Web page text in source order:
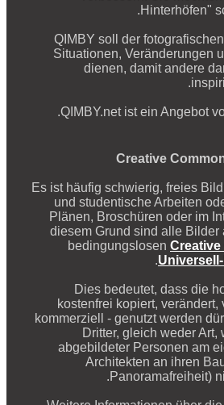
Hinterhöfen"
QIMBY soll der
Situationen, Veränderungen
dienen, damit andere
QIMBY.net ist ein Angebot
.
Creative
Es ist häufig schwierig, freies
und studentische Arbeiten
Plänen, Broschüren oder im
diesem Grund sind alle Bilder
bedingungslosen Creative
Dies bedeutet, dass die
kostenfrei kopiert, verändert,
kommerziell - genutzt werden
Dritter, gleich weder
abgebildeter Personen am
Architekten an ihren
Panoramafreiheit)